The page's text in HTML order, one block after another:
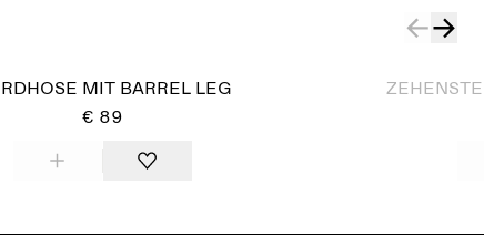
MIT BARREL LEG
€ 89
Ausverkauft